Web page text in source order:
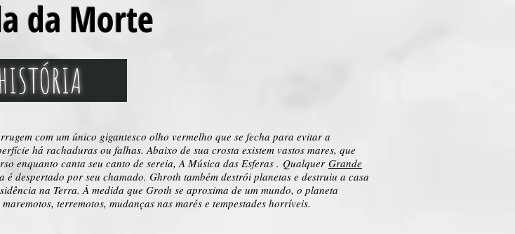
da Morte
com um único gigantesco olho vermelho que se fecha para evitar a
há rachaduras ou falhas. Abaixo de sua crosta existem vastos mares, que
enquanto canta seu canto de sereia, A Música das Esferas . Qualquer Grande
despertado por seu chamado. Ghroth também destrói planetas e destruiu a casa
na Terra. À medida que Groth se aproxima de um mundo, o planeta
terremotos, mudanças nas marés e tempestades horríveis.